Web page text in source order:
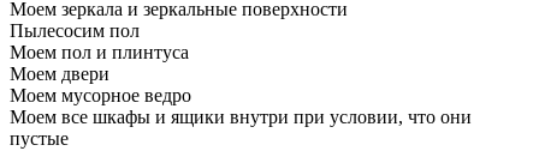
Моем зеркала и зеркальные поверхности
Пылесосим пол
Моем пол и плинтуса
Моем двери
Моем мусорное ведро
Моем все шкафы и ящики внутри при условии, что они
пустые